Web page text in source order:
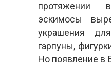
протяжении
эскимосы
украшения
гарпуны,
Но появление в